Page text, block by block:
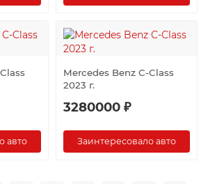
авто
Mercedes Benz C-Class
2023 г.
3280000 ₽
Заинтересовало авто